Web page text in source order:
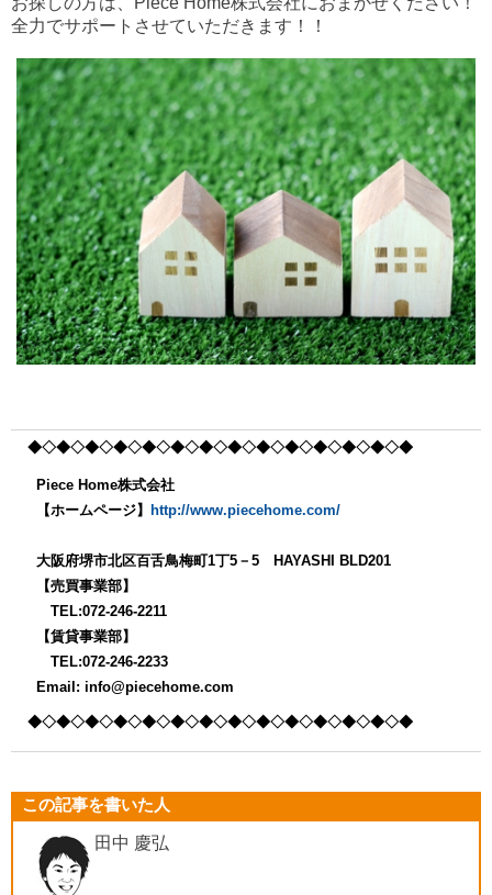
全力でサポートさせていただきます！！
◆◇◆◇◆◇◆◇◆◇◆◇◆◇◆◇◆◇◆◇◆◇◆◇◆◇◆
Piece Home株式会社
【ホームページ】
http://www.piecehome.com/
大阪府堺市北区百舌鳥梅町1丁5－5 HAYASHI BLD201
【売買事業部】
TEL:072-246-2211
【賃貸事業部】
TEL:072-246-2233
Email: info@piecehome.com
◆◇◆◇◆◇◆◇◆◇◆◇◆◇◆◇◆◇◆◇◆◇◆◇◆◇◆
この記事を書いた人
田中 慶弘